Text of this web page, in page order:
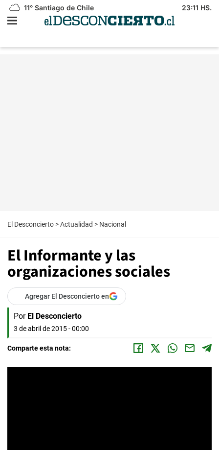
11° Santiago de Chile 23:11 HS.
El Desconcierto >Actualidad > Nacional
El Informante y las
organizaciones sociales
Agregar El Desconcierto en
Por El Desconcierto
3 de abril de 2015 - 00:00
Comparte esta nota: